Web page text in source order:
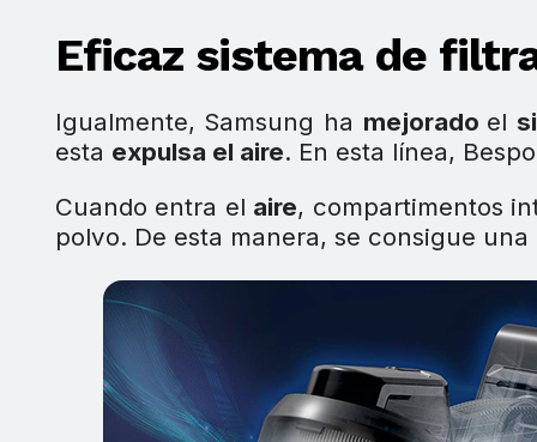
Eficaz sistema de
Igualmente, Samsung ha mejorado el
esta expulsa el aire. En esta línea,
Cuando entra el aire, compartimentos
polvo. De esta manera, se consigue una